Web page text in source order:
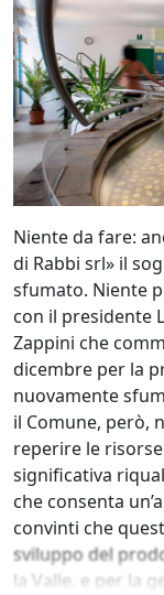
Niente da fare:
di Rabbi srl» il
sfumato. Niente
con il presidente
Zappini che
dicembre per la
nuovamente
il Comune, però,
reperire le
significativa
che consenta
convinti che
sviluppo del
la Valle, e per la